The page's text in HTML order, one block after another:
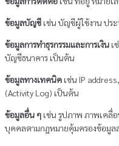
ข้อมูลบัญชี เช่น บัญชีผู้ใช้งาน ปร
ข้อมูลการทำธุรกรรมและการเงิน เ
บัญชีธนาคาร เป็นต้น
ข้อมูลทางเทคนิค เช่น IP
(Activity Log) เป็นต้น
ข้อมูลอื่น ๆ เช่น รูปภาพ ภาพเคลื่
บุคคลตามกฎหมายคุ้มครองข้อมู